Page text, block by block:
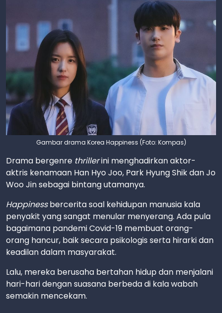
Gambar drama Korea Happiness (Foto: Kompas)
Drama bergenre thrillerini menghadirkan aktor-
aktris kenamaan Han Hyo Joo, Park Hyung Shik dan Jo
Woo Jin sebagai bintang utamanya.
Happinessbercerita soal kehidupan manusia kala
penyakit yang sangat menular menyerang. Ada pula
bagaimana pandemi Covid-19 membuat orang-
orang hancur, baik secara psikologis serta hirarki dan
keadilan dalam masyarakat.
Lalu, mereka berusaha bertahan hidup dan menjalani
hari-hari dengan suasana berbeda di kala wabah
semakin mencekam.